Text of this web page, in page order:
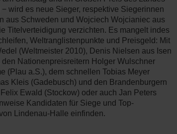
wird es neue Sieger, respektive Siegerinnen
aus Schweden und Wojciech Wojcianiec aus
Titelverteidigung verzichten. Es mangelt indes
Weltranglistenpunkte und Preisgeld: Mit
(Weltmeister 2010), Denis Nielsen aus Isen
Nationenpreisreitern Holger Wulschner
(Plau a.S.), dem schnellen Tobias Meyer
Kleis (Gadebusch) und den Brandenburgern
Ewald (Stockow) oder auch Jan Peters
Kandidaten für Siege und Top-
Lindenau-Halle einfinden.